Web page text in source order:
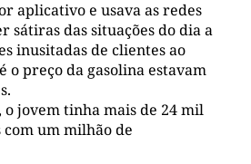
aplicativo e usava as redes
sátiras das situações do dia a
inusitadas de clientes ao
o preço da gasolina estavam
o jovem tinha mais de 24 mil
com um milhão de